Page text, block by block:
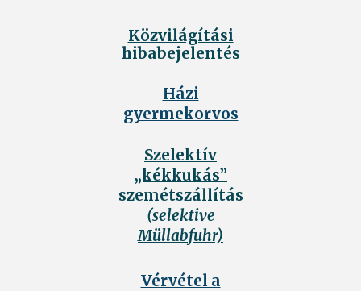
Közvilágítási
hibabejelentés
Házi
gyermekorvos
Szelektív
„kékkukás”
szemétszállítás
(selektive
Müllabfuhr)
Vérvétel a